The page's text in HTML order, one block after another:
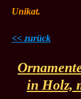
Unikat.
<< zurück
in Holz,